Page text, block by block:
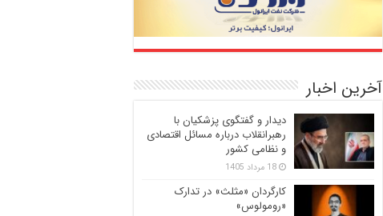
آخرین اخبار
دیدار و گفتگوی پزشکیان با
رهبرانقلاب درباره مسائل اقتصادی
و نظامی کشور
18 مرداد 1405
کارگردان «مثلث» در تدارک
«رومولوس»